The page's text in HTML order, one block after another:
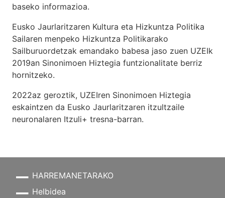
baseko informazioa.
Eusko Jaurlaritzaren Kultura eta Hizkuntza Politika
Sailaren menpeko Hizkuntza Politikarako
Sailburuordetzak emandako babesa jaso zuen UZEIk
2019an Sinonimoen Hiztegia funtzionalitate berriz
hornitzeko.
2022az geroztik, UZEIren Sinonimoen Hiztegia
eskaintzen da Eusko Jaurlaritzaren itzultzaile
neuronalaren Itzuli+ tresna-barran.
HARREMANETARAKO
Helbidea